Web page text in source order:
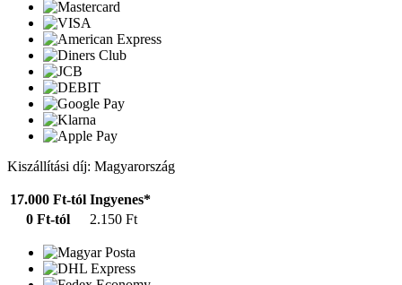
Kiszállítási díj: Magyarország
17.000 Ft-tól Ingyenes*
0 Ft-tól
2.150 Ft